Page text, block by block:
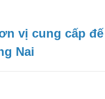
vị cung cấp đế
Nai